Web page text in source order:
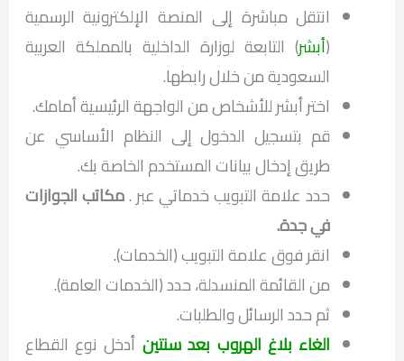
انتقل مباشرة إلى المنصة الإلكترونية الرسمية
(أبشر) التابعة لوزارة الداخلية بالمملكة العربية
السعودية من خلال رابطها.
اختر أبشر للأشخاص من الواجهة الرئيسية أمامك.
قم بتسجيل الدخول إلى النظام الأساسي عن
طريق إدخال بيانات المستخدم الخاصة بك.
حدد علامة التبويب خدماتي عبر .مكاتب الجوازات
في جدة.
انقر فوق علامة التبويب (الخدمات).
من القائمة المنسدلة، حدد (الخدمات العامة).
ثم حدد الرسائل والطلبات.
الغاء بلاغ الهروب بعد سنتين أدخل نوع القطاع